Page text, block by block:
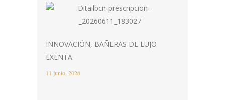
INNOVACIÓN, BAÑERAS DE LUJO
EXENTA.
11 junio, 2026